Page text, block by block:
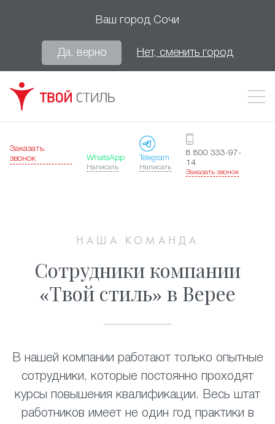
Ваш город Сочи
Да, верно Нет, сменить город
Заказать
звонок
WhatsApp
Написать
Telegram
Написать
8 800 333-97-
14
Заказать звонок
НАША КОМАНДА
Сотрудники компании
«Твой стиль» в Верее
В нашей компании работают только опытные
сотрудники, которые постоянно проходят
курсы повышения квалификации. Весь штат
работников имеет не один год практики в